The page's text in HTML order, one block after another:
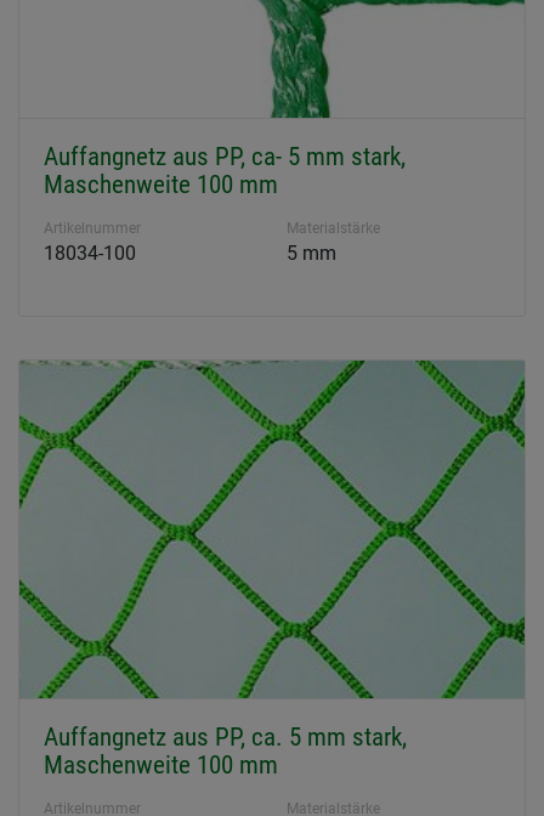
Auffangnetz aus PP, ca- 5 mm stark,
Maschenweite 100 mm
Artikelnummer
18034-100
Materialstärke
5 mm
Auffangnetz aus PP, ca. 5 mm stark,
Maschenweite 100 mm
Artikelnummer Materialstärke